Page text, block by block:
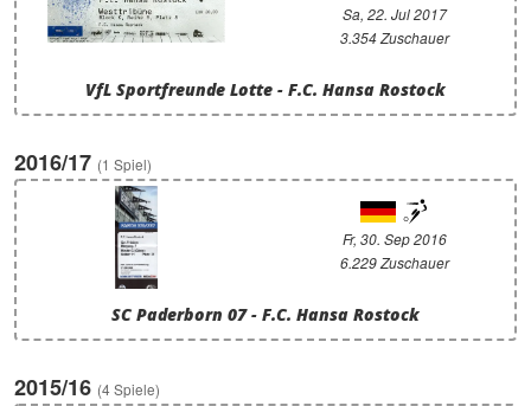
Sa, 22. Jul 2017
3.354 Zuschauer
VfL Sportfreunde Lotte - F.C. Hansa Rostock
2016/17 (1 Spiel)
Fr, 30. Sep 2016
6.229 Zuschauer
SC Paderborn 07 - F.C. Hansa Rostock
2015/16 (4 Spiele)